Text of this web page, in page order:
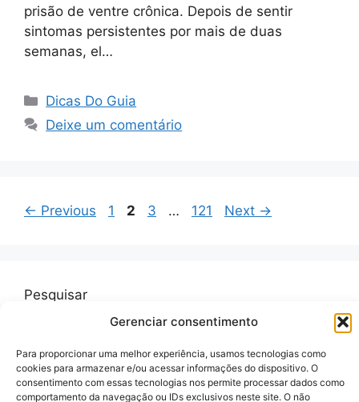
Gerenciar consentimento
Para proporcionar uma melhor experiência, usamos tecnologias como
cookies para armazenar e/ou acessar informações do dispositivo. O
consentimento com essas tecnologias nos permite processar dados como
comportamento da navegação ou IDs exclusivos neste site. O não
prisão de ventre crônica. Depois de sentir
sintomas persistentes por mais de duas
semanas, el…
Categorias
Dicas Do Guia
Deixe um comentário
← Previous Page
1 Page
2 Page
3 … Page
121 Next →
Pesquisar
Pesquisar